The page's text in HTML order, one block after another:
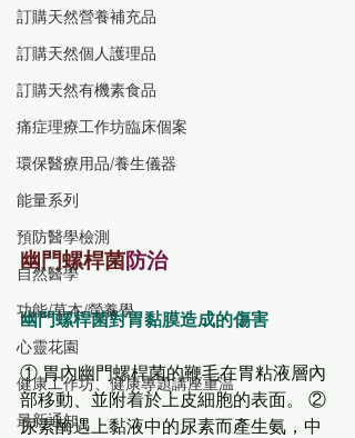
訂購天然營養補充品
訂購天然個人護理品
訂購天然有機素食品
痛症理療工作坊臨床個案
環保醫療用品/養生儀器
能量系列
預防醫學檢測
自然醫學
功能/草本/營養學
心靈花園
健康工作坊、健康專題講座重温
最新通知
幽門螺桿菌防治
幽門螺桿菌對胃黏膜造成的傷害
① 胃內幽門螺桿菌的鞭毛在胃粘液層內
部移動、並附着於上皮細胞的表面。 ②
尿素酶遇上黏液中的尿素而產生氨，中